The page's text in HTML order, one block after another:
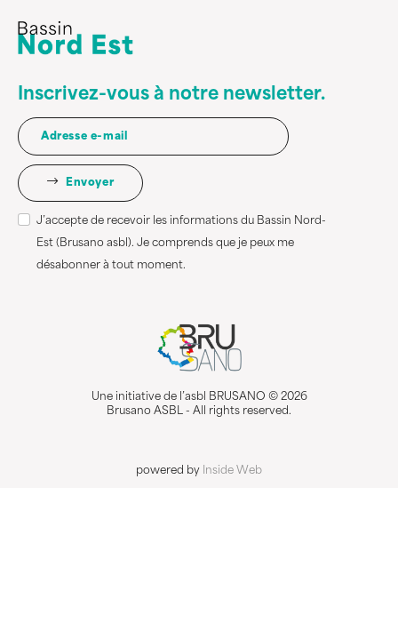
Inscrivez-vous à notre newsletter.
Envoyer
J’accepte de recevoir les informations du Bassin Nord-
Est (Brusano asbl). Je comprends que je peux me
désabonner à tout moment.
Une initiative de l’asbl BRUSANO © 2026
Brusano ASBL - All rights reserved.
powered by Inside Web